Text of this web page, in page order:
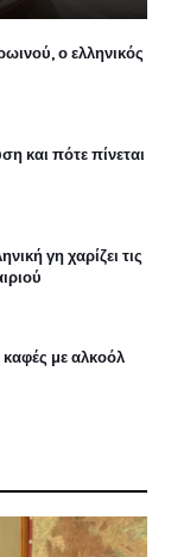
ο ελληνικός
και πότε πίνεται
γη χαρίζει τις
με αλκοόλ